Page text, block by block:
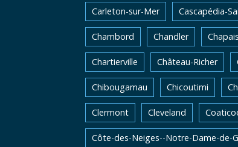
Carleton-sur-Mer Cascapédia-
Chambord Chandler Chapais
Chartierville Château-Richer
Chibougamau Chicoutimi
Clermont Cleveland
Côte-des-Neiges--Notre-Dame-de-